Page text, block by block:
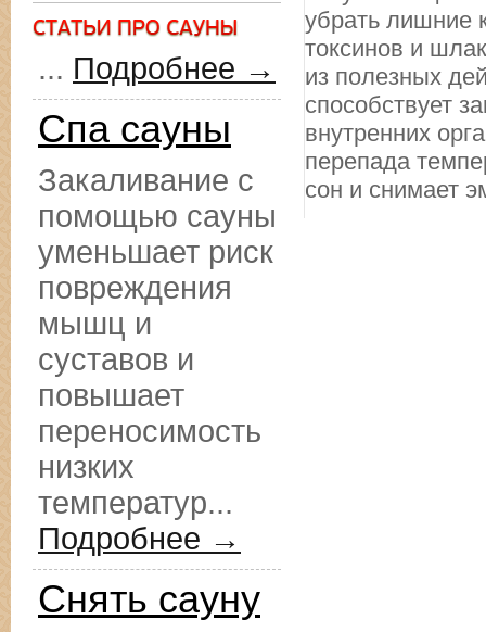
убрать лишние
токсинов и
из полезных
способствует
внутренних
перепада
сон и снимает
... Подробнее →
Спа сауны
Закаливание с
помощью сауны
уменьшает риск
повреждения
мышц и
суставов и
повышает
переносимость
низких
температур...
Подробнее →
Снять сауну